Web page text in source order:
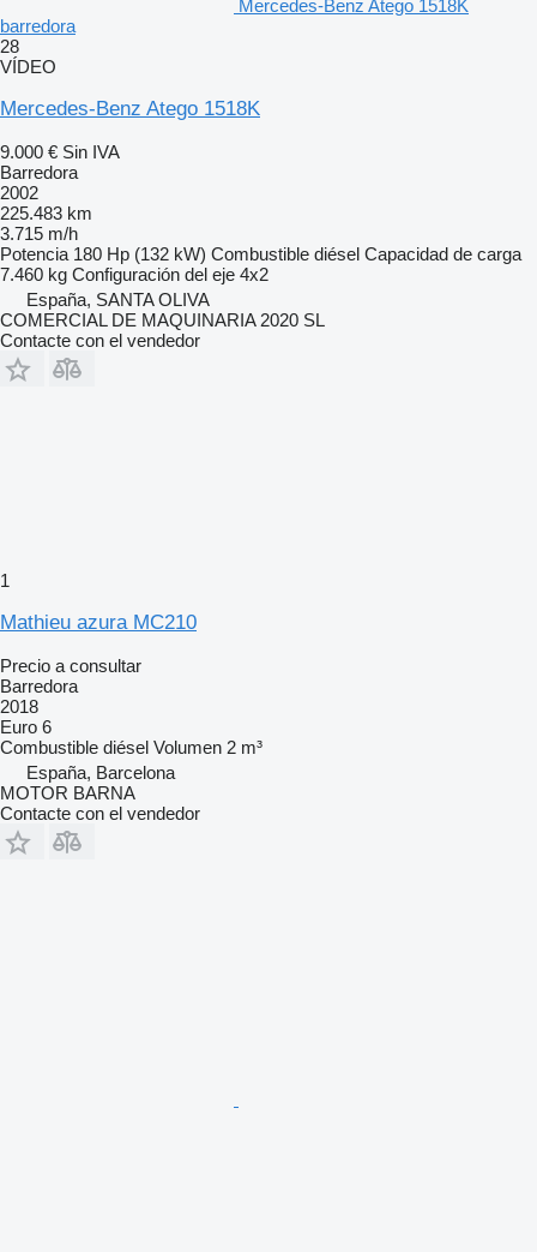
Mercedes-Benz Atego 1518K
barredora
28
VÍDEO
Mercedes-Benz Atego 1518K
9.000 € Sin IVA
Barredora
2002
225.483 km
3.715 m/h
Potencia 180 Hp (132 kW) Combustible diésel Capacidad de carga
7.460 kg Configuración del eje 4x2
España, SANTA OLIVA
COMERCIAL DE MAQUINARIA 2020 SL
Contacte con el vendedor
1
Mathieu azura MC210
Precio a consultar
Barredora
2018
Euro 6
Combustible diésel Volumen 2 m³
España, Barcelona
MOTOR BARNA
Contacte con el vendedor